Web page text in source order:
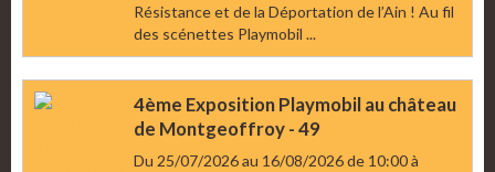
Résistance et de la Déportation de l’Ain ! Au fil
des scénettes Playmobil ...
4ème Exposition Playmobil au château
de Montgeoffroy - 49
Du 25/07/2026au 16/08/2026de 10:00à